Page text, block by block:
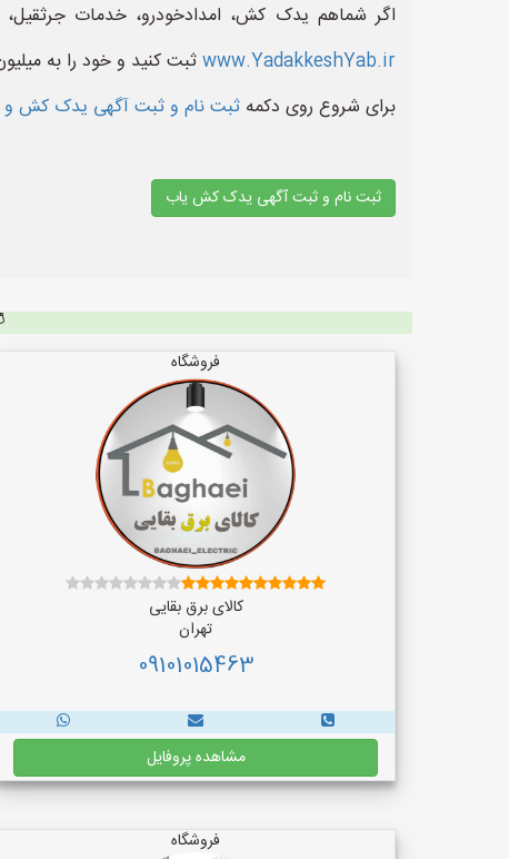
اگر شماهم یدک کش، امدادخودرو، خدمات
www.YadakkeshYab.irثبت کنید و خود را به
برای شروع روی دکمه ثبت نام و ثبت آگهی یدک کش و
ثبت نام و ثبت آگهی یدک کش یاب
فروشگاه
کالای برق بقایی
تهران
09101015463
مشاهده پروفایل
فروشگاه